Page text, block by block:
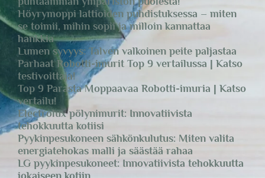
Höyrymoppi lattioiden puhdistuksessa – miten
se toimii, mihin sopii ja milloin kannattaa
hankkia
Lumen syvyys: Talven valkoinen peite paljastaa
Parhaat Robotti-imurit Top 9 vertailussa | Katso
testivoittaja!
Top 9 Parasta Moppaavaa Robotti-imuria | Katso
vertailu!
Electrolux pölynimurit: Innovatiivista
tehokkuutta kotiisi
Pyykinpesukoneen sähkönkulutus: Miten valita
energiatehokas malli ja säästää rahaa
LG pyykinpesukoneet: Innovatiivista tehokkuutta
jokaiseen kotiin